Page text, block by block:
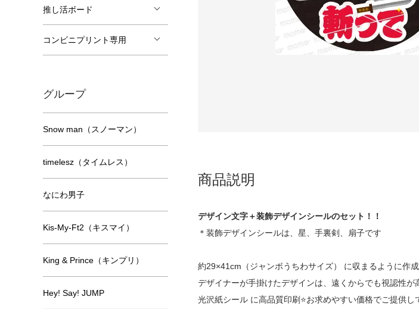
商品説明
デザイン文字＋装飾デザインシールのセット！！
＊装飾デザインシールは、星、手裏剣、扇子です
約29×41cm（ジャンボうちわサイズ） に収まるように作成
デザイナーが手掛けたデザインは、遠くからでも視認性
光沢紙シール に高品質印刷⭐お求めやすい価格でご提供し
推し活ボード
コンビニプリント専用
グループ
Snow man（スノーマン）
timelesz（タイムレス）
なにわ男子
Kis-My-Ft2（キスマイ）
King & Prince（キンプリ）
Hey! Say! JUMP